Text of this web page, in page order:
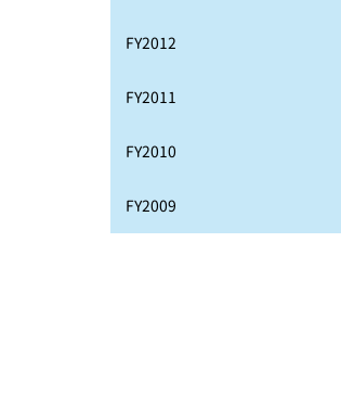
FY2012
FY2011
FY2010
FY2009